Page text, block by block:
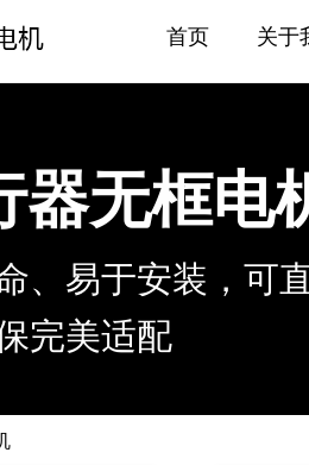
首页 关于
器无框电
、易于安装，可
完美适配